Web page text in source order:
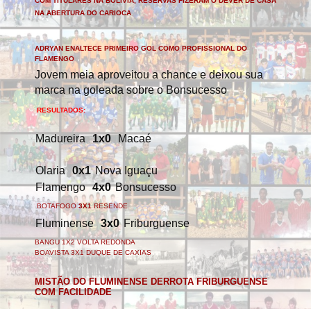
NA ABERTURA DO CARIOCA
ADRYAN ENALTECE PRIMEIRO GOL COMO PROFISSIONAL DO
FLAMENGO
Jovem meia aproveitou a chance e deixou sua
marca na goleada sobre o Bonsucesso
RESULTADOS:
Madureira1x0Macaé
Olaria0x1Nova Iguaçu
Flamengo4x0Bonsucesso
BOTAFOGO3X1RESENDE
Fluminense3x0 Friburguense
BANGU 1X2 VOLTA REDONDA
BOAVISTA 3X1 DUQUE DE CAXIAS
MISTÃO DO FLUMINENSE DERROTA FRIBURGUENSE
COM FACILIDADE